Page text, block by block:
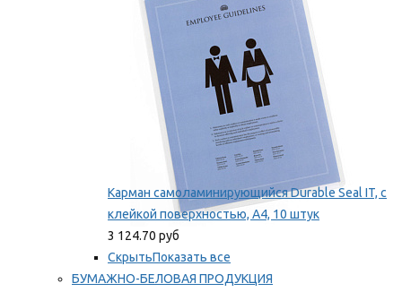
Карман самоламинирующийся Durable Seal IT, с
клейкой поверхностью, A4, 10 штук
3 124.70 руб
СкрытьПоказать все
БУМАЖНО-БЕЛОВАЯ ПРОДУКЦИЯ